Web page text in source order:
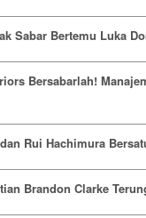
Sabar Bertemu Luka
Bersabarlah!
Rui Hachimura
Brandon Clarke